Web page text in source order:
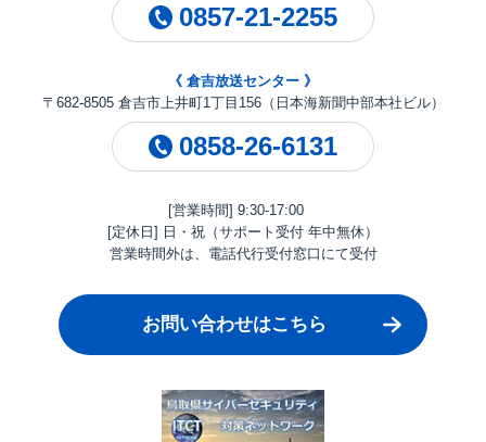
0857-21-2255
《 倉吉放送センター 》
〒682-8505 倉吉市上井町1丁目156（日本海新聞中部本社ビル）
0858-26-6131
[営業時間] 9:30-17:00
[定休日] 日・祝（サポート受付 年中無休）
営業時間外は、電話代行受付窓口にて受付
お問い合わせはこちら